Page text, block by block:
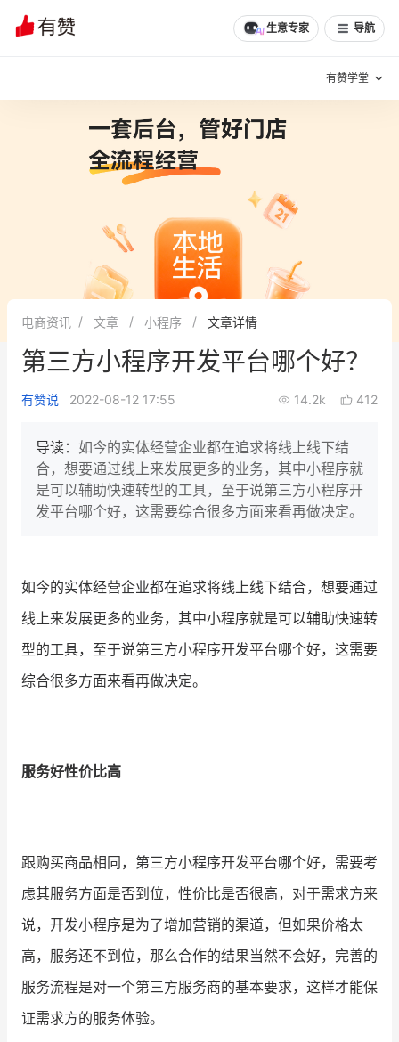
生意专家 导航
有赞学堂
增长方法
有赞专家说
新零售最佳实践
面对面聊增长
AllValue 战略合作
增长产品指南
产品更新动态 帮助中心
行业洞察
商家社区 社群交流
合作共进
文章 问诊 分享
电商资讯 文章 小程序 文章详情
第三方小程序开发平台哪个好？
有赞说 2022-08-12 17:55 14.2k 412
导读： 如今的实体经营企业都在追求将线上线下结
合，想要通过线上来发展更多的业务，其中小程序就
是可以辅助快速转型的工具，至于说第三方小程序开
发平台哪个好，这需要综合很多方面来看再做决定。
如今的实体经营企业都在追求将线上线下结合，想要通过
线上来发展更多的业务，其中小程序就是可以辅助快速转
型的工具，至于说第三方小程序开发平台哪个好，这需要
综合很多方面来看再做决定。
服务好性价比高
跟购买商品相同，第三方小程序开发平台哪个好，需要考
虑其服务方面是否到位，性价比是否很高，对于需求方来
说，开发小程序是为了增加营销的渠道，但如果价格太
高，服务还不到位，那么合作的结果当然不会好，完善的
服务流程是对一个第三方服务商的基本要求，这样才能保
证需求方的服务体验。